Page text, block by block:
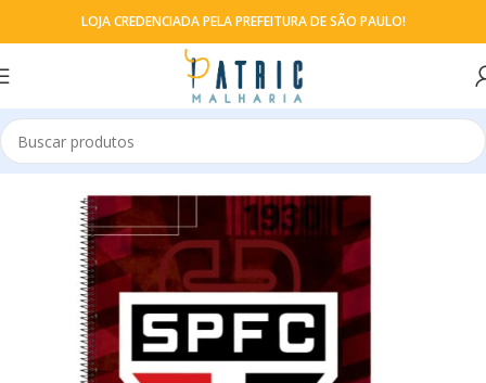
LOJA CREDENCIADA PELA PREFEITURA DE SÃO PAULO!
Início Cadernos